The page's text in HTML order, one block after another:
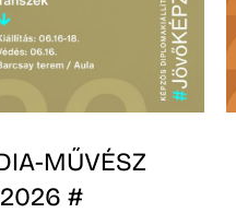
MŰVÉSZ
#